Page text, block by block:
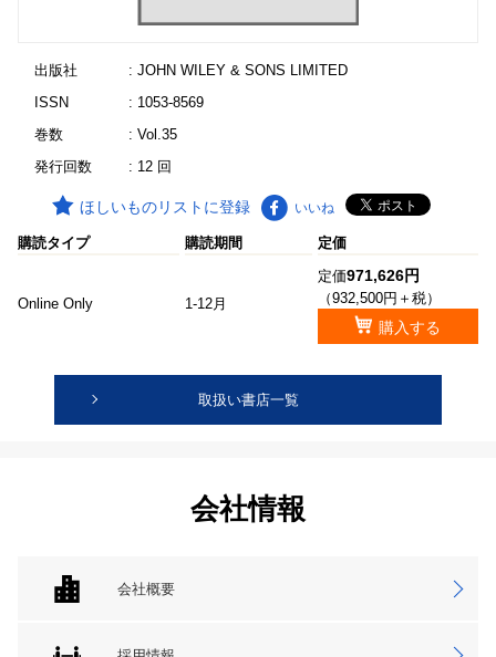
出版社
: JOHN WILEY & SONS LIMITED
ISSN
: 1053-8569
巻数
: Vol.35
発行回数
: 12 回
ほしいものリストに登録 いいね
購読タイプ 購読期間 定価
Online Only 1-12月
定価971,626円
（932,500円＋税）
購入する
取扱い書店一覧
会社情報
会社概要